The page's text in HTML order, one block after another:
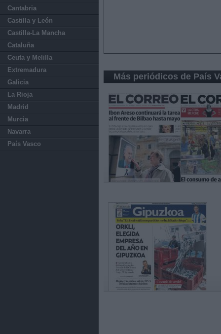
Cantabria
Castilla y León
Castilla-La Mancha
Cataluña
Ceuta y Melilla
Extremadura
Galicia
La Rioja
Madrid
Murcia
Navarra
País Vasco
Más periódicos de País